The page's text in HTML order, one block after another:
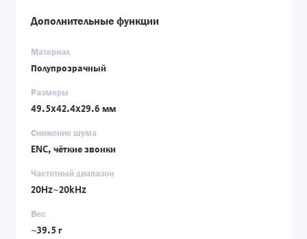
Дополнительные функции
Материал
Полупрозрачный
Размеры
49.5x42.4x29.6 мм
Снижение шума
ENC, чёткие звонки
Частотный диапазон
20Hz~20kHz
Вес
~39.5 г